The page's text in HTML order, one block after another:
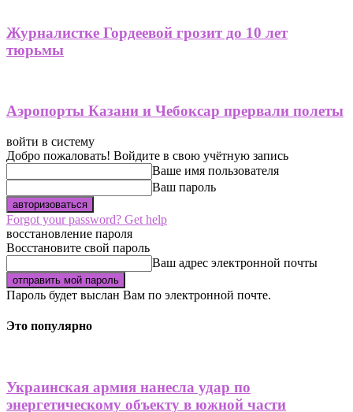
Журналистке Гордеевой грозит до 10 лет
тюрьмы
Аэропорты Казани и Чебоксар прервали полеты
войти в систему
Добро пожаловать! Войдите в свою учётную запись
Ваше имя пользователя
Ваш пароль
Forgot your password? Get help
восстановление пароля
Восстановите свой пароль
Ваш адрес электронной почты
Пароль будет выслан Вам по электронной почте.
Это популярно
Украинская армия нанесла удар по
энергетическому объекту в южной части